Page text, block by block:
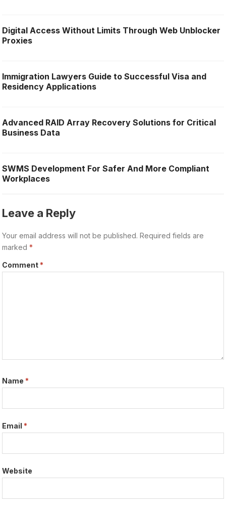
Digital Access Without Limits Through Web Unblocker
Proxies
Immigration Lawyers Guide to Successful Visa and
Residency Applications
Advanced RAID Array Recovery Solutions for Critical
Business Data
SWMS Development For Safer And More Compliant
Workplaces
Leave a Reply
Your email address will not be published. Required fields are
marked*
Comment *
Name *
Email *
Website